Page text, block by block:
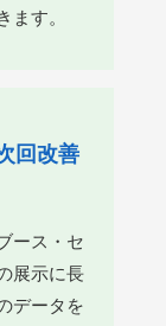
ます。
回改善
ース・セ
展示に長
データを